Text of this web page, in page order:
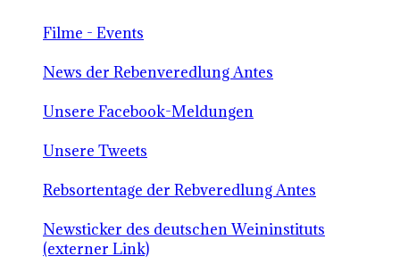
Filme - Events
News der Rebenveredlung Antes
Unsere Facebook-Meldungen
Unsere Tweets
Rebsortentage der Rebveredlung Antes
Newsticker des deutschen Weininstituts
(externer Link)